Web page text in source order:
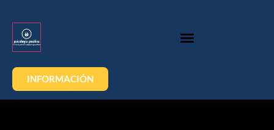
INFORMACIÓN